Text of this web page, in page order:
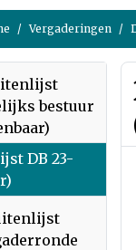
Vergaderingen
bestuur
DB 23-